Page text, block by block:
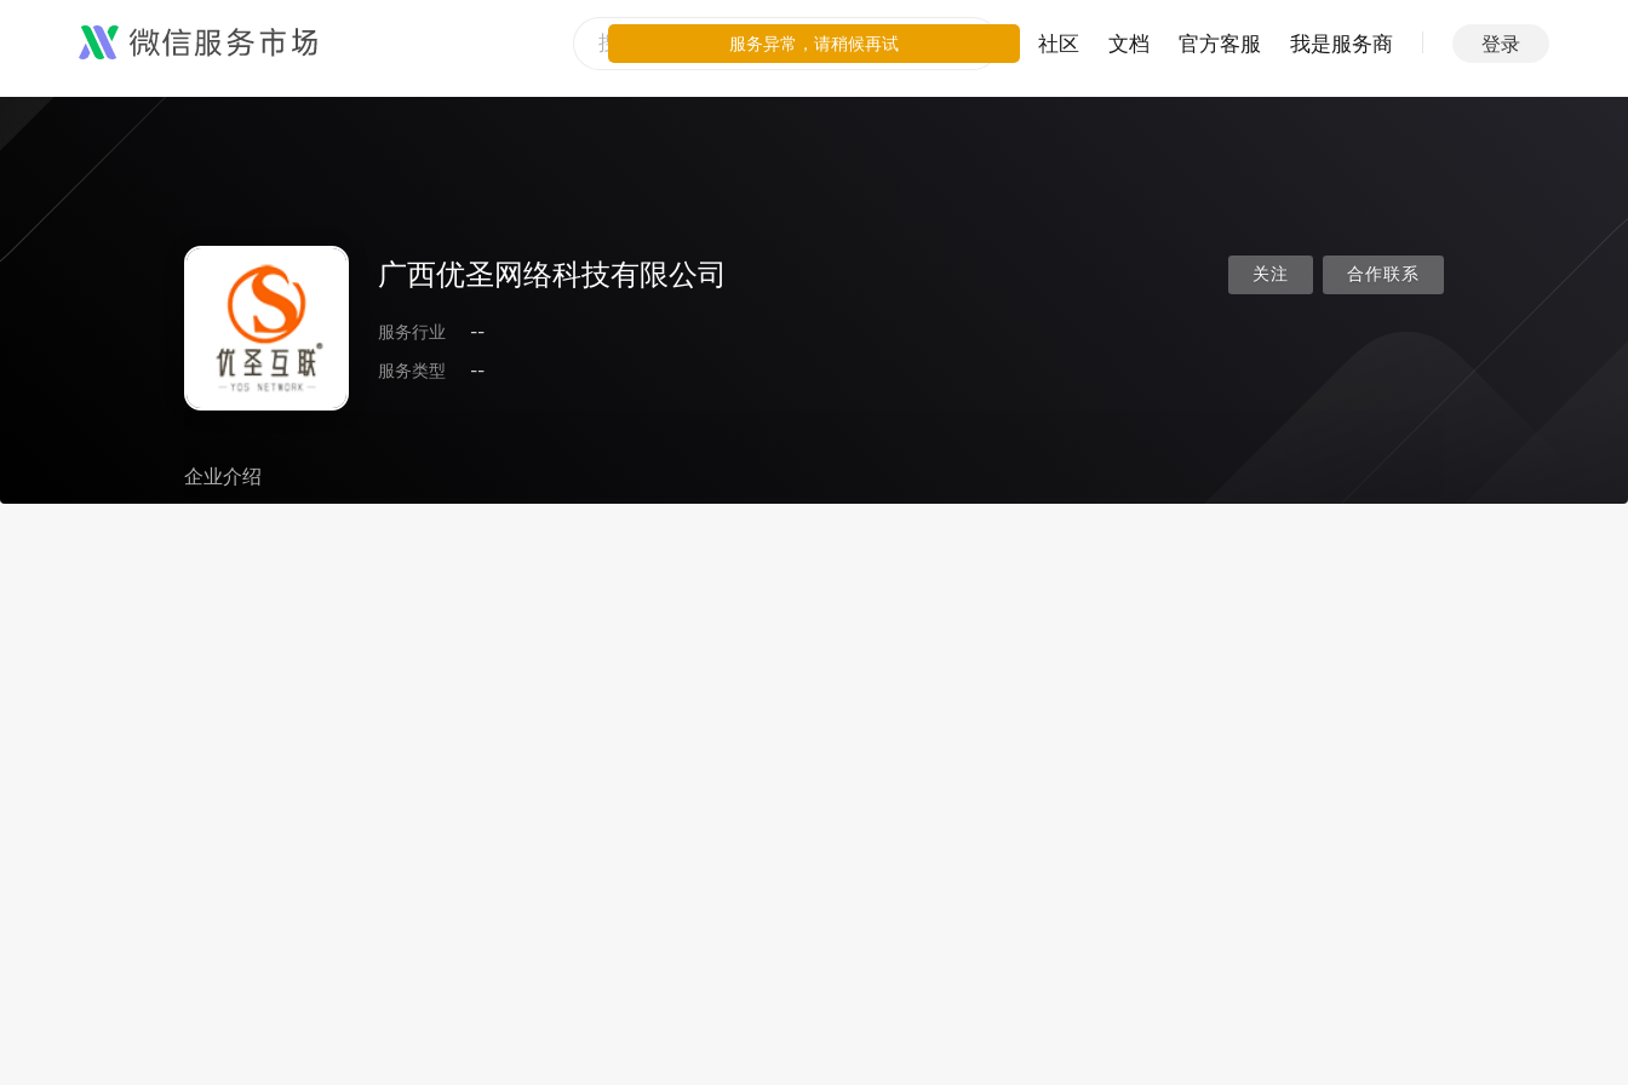
社区 文档 官方客服 我是服务商 登录
广西优圣网络科技有限公司
服务行业
--
服务类型
--
关注 合作联系
企业介绍
服务异常，请稍候再试